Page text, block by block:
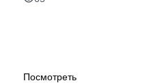
Посмотреть